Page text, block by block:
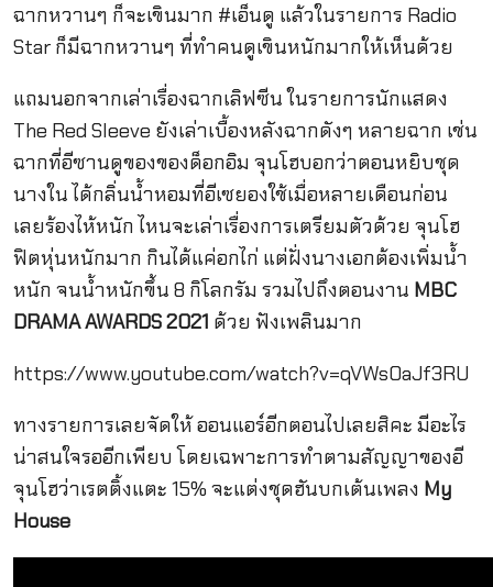
ฉากหวานๆ ก็จะเขินมาก #เอ็นดู แล้วในรายการ Radio
Star ก็มีฉากหวานๆ ที่ทำคนดูเขินหนักมากให้เห็นด้วย
แถมนอกจากเล่าเรื่องฉากเลิฟซีน ในรายการนักแสดง
The Red Sleeve ยังเล่าเบื้องหลังฉากดังๆ หลายฉาก เช่น
ฉากที่อีซานดูของของด็อกอิม จุนโฮบอกว่าตอนหยิบชุด
นางใน ได้กลิ่นน้ำหอมที่อีเซยองใช้เมื่อหลายเดือนก่อน
เลยร้องไห้หนัก ไหนจะเล่าเรื่องการเตรียมตัวด้วย จุนโฮ
ฟิตหุ่นหนักมาก กินได้แค่อกไก่ แต่ฝั่งนางเอกต้องเพิ่มน้ำ
หนัก จนน้ำหนักขึ้น 8 กิโลกรัม รวมไปถึงตอนงาน MBC
DRAMA AWARDS 2021 ด้วย ฟังเพลินมาก
https://www.youtube.com/watch?v=qVWs0aJf3RU
ทางรายการเลยจัดให้ ออนแอร์อีกตอนไปเลยสิคะ มีอะไร
น่าสนใจรออีกเพียบ โดยเฉพาะการทำตามสัญญาของอี
จุนโฮว่าเรตติ้งแตะ 15% จะแต่งชุดฮันบกเต้นเพลง My
House